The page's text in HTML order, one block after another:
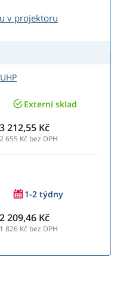
v projektoru
Externí sklad
3 212,55 Kč
2 655 Kč bez DPH
1-2 týdny
2 209,46 Kč
1 826 Kč bez DPH